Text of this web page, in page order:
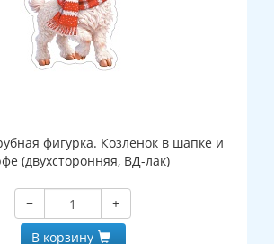
фигурка. Козленок в шапке и
(двухсторонняя, ВД-лак)
−
+
В корзину